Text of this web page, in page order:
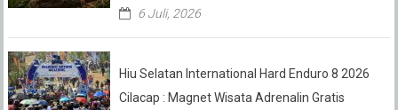
6 Juli, 2026
Hiu Selatan International Hard Enduro 8 2026
Cilacap : Magnet Wisata Adrenalin Gratis